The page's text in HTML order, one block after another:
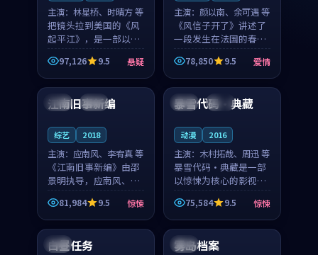
主演： 林星桥、时晴方 等
把镜头拉到美国的《风
起平江》，是一部以时
光记忆为底色的悬疑作
品。林星桥和时晴方贡
献了2020年颇受关注的
合作演出，影片在情感
层次与现实质感之间
97,126 9.5 悬疑
主演： 颜以南、余可遇 等
《风信子开了》讲述了
一段发生在法国的春日
漫步故事。颜以南饰演
的主角与余可遇的角色
因一场意外卷入更深的
纠葛，爱情元素贯穿始
终，节奏稳健而富有张
78,850 9.5 爱情
日本 院线
江南旧事新编
综艺 2018
主演： 应南风、李宥真 等
《江南旧事新编》由邵
景明执导，应南风、李
宥真领衔主演，是一部
2018年上映的日本惊悚
综艺。影片以邻里温情
为切入，呈现一段从初
遇到告别都浸着真实
81,984 9.5 惊悚
韩国 独播
暴雪代码·典藏
动漫 2016
主演： 木村拓哉、周迅 等
暴雪代码·典藏是一部
以惊悚为核心的影视作
品，围绕危机、反转与
人物成长展开，整体节
奏紧凑，值得推荐观
看。
75,584 9.5 惊悚
美国
白昼任务
韩国
雾岛档案